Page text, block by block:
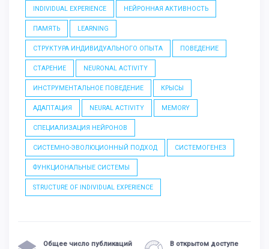
INDIVIDUAL EXPERIENCE НЕЙРОННАЯ АКТИВНОСТЬ
ПАМЯТЬ LEARNING
СТРУКТУРА ИНДИВИДУАЛЬНОГО ОПЫТА ПОВЕДЕНИЕ
СТАРЕНИЕ NEURONAL ACTIVITY
ИНСТРУМЕНТАЛЬНОЕ ПОВЕДЕНИЕ КРЫСЫ
АДАПТАЦИЯ NEURAL ACTIVITY MEMORY
СПЕЦИАЛИЗАЦИЯ НЕЙРОНОВ
СИСТЕМНО-ЭВОЛЮЦИОННЫЙ ПОДХОД СИСТЕМОГЕНЕЗ
ФУНКЦИОНАЛЬНЫЕ СИСТЕМЫ
STRUCTURE OF INDIVIDUAL EXPERIENCE
Общее число публикаций В открытом доступе